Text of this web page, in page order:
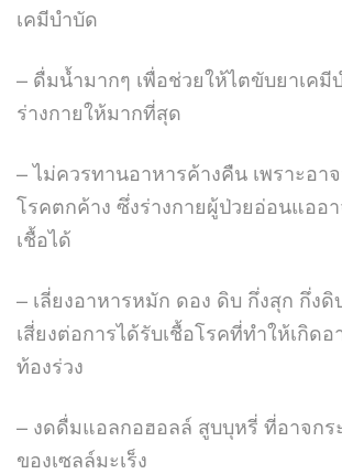
เคมีบำบัด
– ดื่มน้ำมากๆ เพื่อช่วยให้ไตขับยาเคมี
ร่างกายให้มากที่สุด
– ไม่ควรทานอาหารค้างคืน เพราะอา
โรคตกค้าง ซึ่งร่างกายผู้ป่วยอ่อนแออ
เชื้อได้
– เลี่ยงอาหารหมัก ดอง ดิบ กึ่งสุก กึ่งดิ
เสี่ยงต่อการได้รับเชื้อโรคที่ทำให้เกิดอ
ท้องร่วง
– งดดื่มแอลกอฮอลล์ สูบบุหรี่ ที่อาจกร
ของเซลล์มะเร็ง